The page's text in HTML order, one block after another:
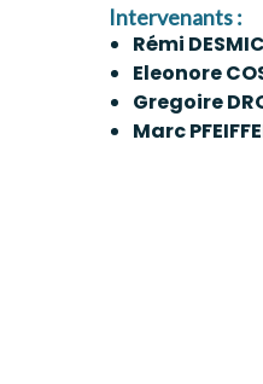
Intervenants :
Rémi
Eleonore
Gregoire
Marc